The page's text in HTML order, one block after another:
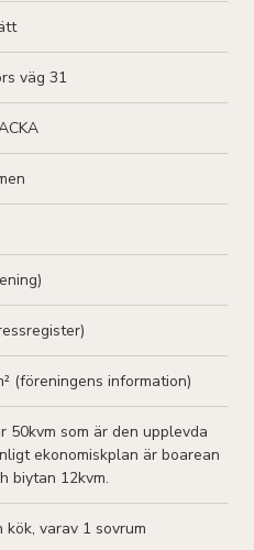
väg 31
(föreningens information)
50kvm som är den upplevda
ekonomiskplan är boarean
biytan 12kvm.
kök, varav 1 sovrum